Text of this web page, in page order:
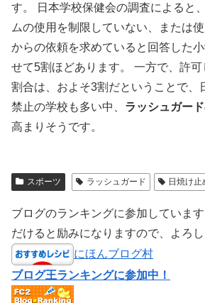
す。 日本学校保健会の調査によると
ムの使用を制限していない、または
からの依頼を求めていると回答した
せて5割ほどあります。 一方で、許
割合は、およそ3割だということで、
禁止の学校も多い中、 ラッシュガード
高まりそうです。
スポーツ ラッシュガード 日焼け止
ブログのランキングに参加していま
だけると励みになりますので、よろし
にほんブログ村
ブログ王ランキングに参加中！